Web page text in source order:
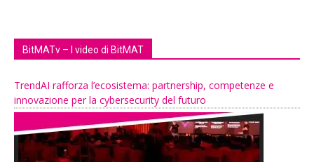
BitMATv – I video di BitMAT
TrendAI rafforza l’ecosistema: partnership, competenze e
innovazione per la cybersecurity del futuro